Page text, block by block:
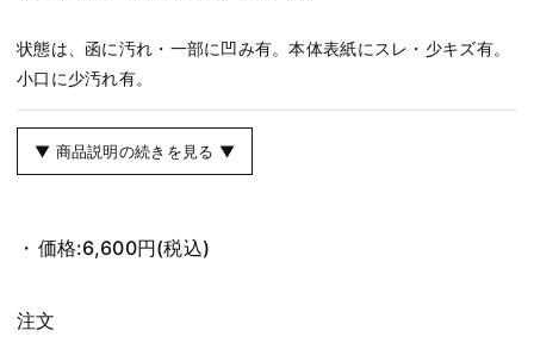
状態は、函に汚れ・一部に凹み有。本体表紙にスレ・少キズ有。
小口に少汚れ有。
▼ 商品説明の続きを見る ▼
価格:6,600円(税込)
注文